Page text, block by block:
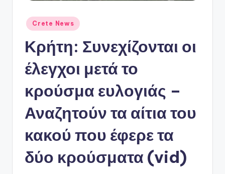
Αναρτήθηκε
σε
Crete News
Κρήτη: Συνεχίζονται οι
έλεγχοι μετά το
κρούσμα ευλογιάς –
Αναζητούν τα αίτια του
κακού που έφερε τα
δύο κρούσματα (vid)